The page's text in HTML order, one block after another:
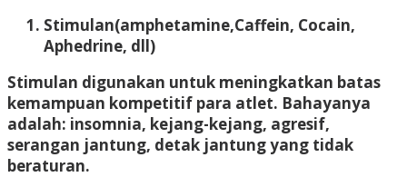
Stimulan(amphetamine,Caffein, Cocain,
Aphedrine, dll)
Stimulan digunakan untuk meningkatkan batas
kemampuan kompetitif para atlet. Bahayanya
adalah: insomnia, kejang-kejang, agresif,
serangan jantung, detak jantung yang tidak
beraturan.